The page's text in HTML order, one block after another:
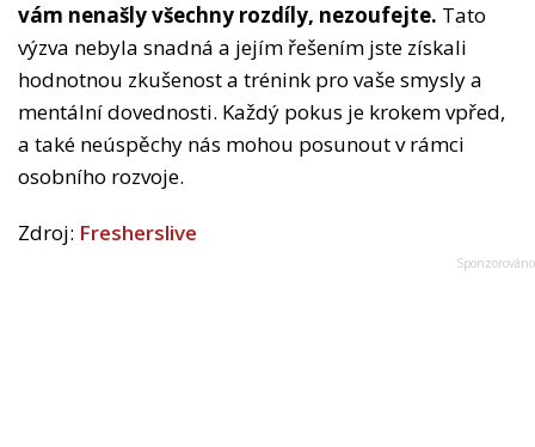
vám nenašly všechny rozdíly, nezoufejte. Tato
výzva nebyla snadná a jejím řešením jste získali
hodnotnou zkušenost a trénink pro vaše smysly a
mentální dovednosti. Každý pokus je krokem vpřed,
a také neúspěchy nás mohou posunout v rámci
osobního rozvoje.
Zdroj: Fresherslive